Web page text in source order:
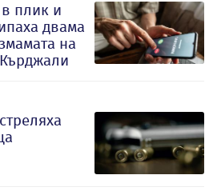
плик и
двама
на